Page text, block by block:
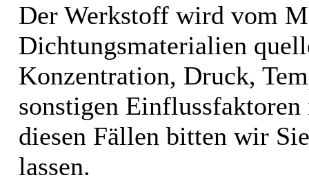
Der Werkstoff wird vom
Dichtungsmaterialien
Konzentration, Druck,
sonstigen
diesen Fällen bitten wir
lassen.